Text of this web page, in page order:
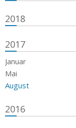
2018
2017
Januar
Mai
August
2016